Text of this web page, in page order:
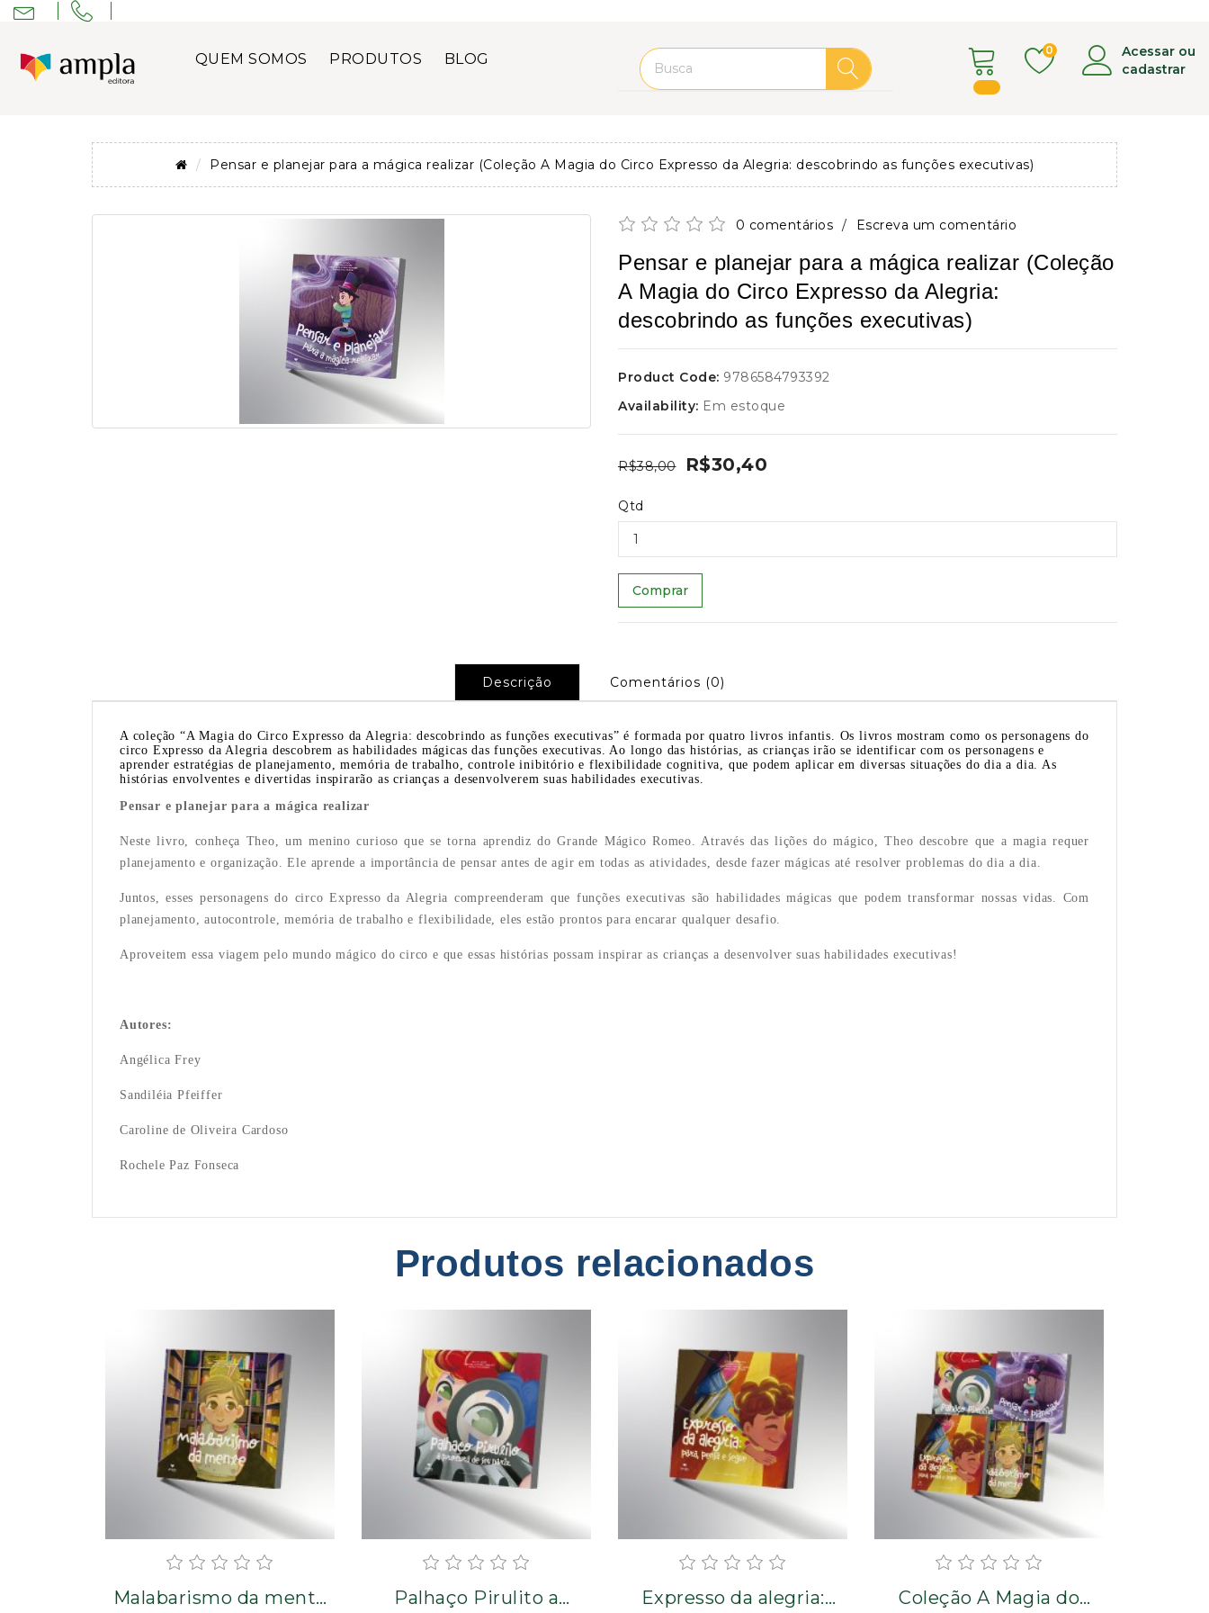
QUEM SOMOS PRODUTOS BLOG
0
Acessar ou
cadastrar
Pensar e planejar para a mágica realizar (Coleção A Magia do Circo Expresso da Alegria: descobrindo as funções executivas)
0 comentários / Escreva um comentário
Pensar e planejar para a mágica realizar (Coleção
A Magia do Circo Expresso da Alegria:
descobrindo as funções executivas)
Product Code: 9786584793392
Availability: Em estoque
R$38,00 R$30,40
Qtd
Comprar
Descrição Comentários (0)
A coleção “A Magia do Circo Expresso da Alegria: descobrindo as funções executivas” é formada por quatro livros infantis. Os livros mostram como os personagens do
circo Expresso da Alegria descobrem as habilidades mágicas das funções executivas. Ao longo das histórias, as crianças irão se identificar com os personagens e
aprender estratégias de planejamento, memória de trabalho, controle inibitório e flexibilidade cognitiva, que podem aplicar em diversas situações do dia a dia. As
histórias envolventes e divertidas inspirarão as crianças a desenvolverem suas habilidades executivas.
Pensar e planejar para a mágica realizar
Neste livro, conheça Theo, um menino curioso que se torna aprendiz do Grande Mágico Romeo. Através das lições do mágico, Theo descobre que a magia requer
planejamento e organização. Ele aprende a importância de pensar antes de agir em todas as atividades, desde fazer mágicas até resolver problemas do dia a dia.
Juntos, esses personagens do circo Expresso da Alegria compreenderam que funções executivas são habilidades mágicas que podem transformar nossas vidas. Com
planejamento, autocontrole, memória de trabalho e flexibilidade, eles estão prontos para encarar qualquer desafio.
Aproveitem essa viagem pelo mundo mágico do circo e que essas histórias possam inspirar as crianças a desenvolver suas habilidades executivas!
Autores:
Angélica Frey
Sandiléia Pfeiffer
Caroline de Oliveira Cardoso
Rochele Paz Fonseca
Produtos relacionados
Malabarismo da mente
Palhaço Pirulito a
Expresso da alegria:
Coleção A Magia do